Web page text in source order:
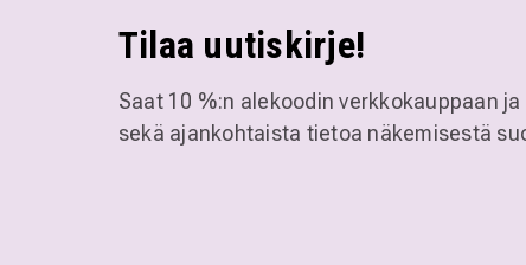
Tilaa uutiskirje!
Saat 10 %:n alekoodin verkkokauppaan
sekä ajankohtaista tietoa näkemisestä